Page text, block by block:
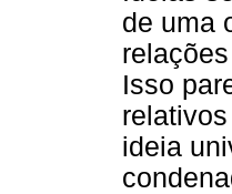
de uma
Isso
ideia